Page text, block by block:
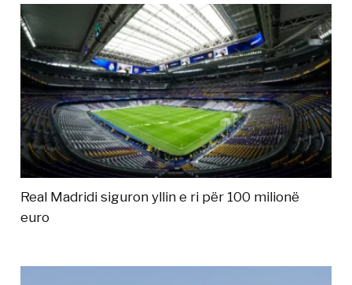
Real Madridi siguron yllin e ri për 100 milionë
euro